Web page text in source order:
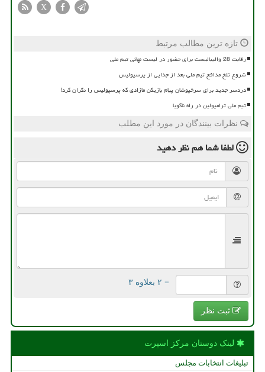
X
تازه ترین مطالب مرتبط
رقابت 28 والیبالیست برای حضور در لیست نهائی تیم ملی
شروع تلخ مدافع تیم ملی بعد از جدایی از پرسپولیس
دردسر جدید برای سرخپوشان پیام بازیکن مازادی که پرسپولیس را نگران کرد!
تیم ملی ترامپولین در راه ناگویا
نظرات بینندگان در مورد این مطلب
لطفا شما همنظر دهید
= ۲ بعلاوه ۳
ثبت نظر
لینک دوستان مركز اسپرت
تبلیغات انتخابات مجلس